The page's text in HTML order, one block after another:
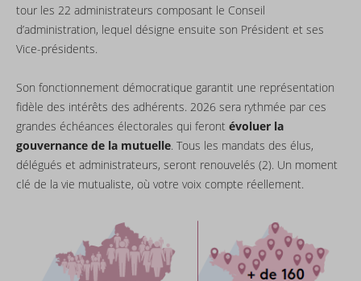
tour les 22 administrateurs composant le Conseil
d’administration, lequel désigne ensuite son Président et ses
Vice-présidents.
Son fonctionnement démocratique garantit une représentation
fidèle des intérêts des adhérents. 2026 sera rythmée par ces
grandes échéances électorales qui feront évoluer la
gouvernance de la mutuelle. Tous les mandats des élus,
délégués et administrateurs, seront renouvelés (2). Un moment
clé de la vie mutualiste, où votre voix compte réellement.